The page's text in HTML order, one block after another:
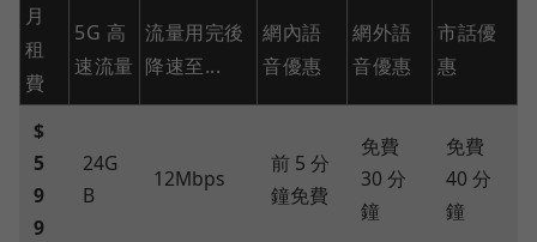
月
租
費
5G 高
速流量
流量用完後
降速至...
網內語
音優惠
網外語
音優惠
市話優
惠
$
5
9
9
24G
B
12Mbps
前 5 分
鐘免費
免費
30 分
鐘
免費
40 分
鐘